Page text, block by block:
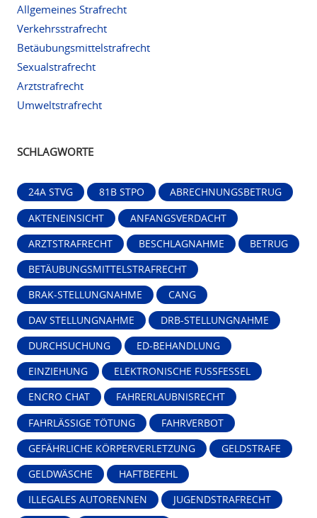
Allgemeines Strafrecht
Verkehrsstrafrecht
Betäubungsmittelstrafrecht
Sexualstrafrecht
Arztstrafrecht
Umweltstrafrecht
SCHLAGWORTE
24A STVG 81B STPO ABRECHNUNGSBETRUG
AKTENEINSICHT ANFANGSVERDACHT
ARZTSTRAFRECHT BESCHLAGNAHME BETRUG
BETÄUBUNGSMITTELSTRAFRECHT
BRAK-STELLUNGNAHME CANG
DAV STELLUNGNAHME DRB-STELLUNGNAHME
DURCHSUCHUNG ED-BEHANDLUNG
EINZIEHUNG ELEKTRONISCHE FUSSFESSEL
ENCRO CHAT FAHRERLAUBNISRECHT
FAHRLÄSSIGE TÖTUNG FAHRVERBOT
GEFÄHRLICHE KÖRPERVERLETZUNG GELDSTRAFE
GELDWÄSCHE HAFTBEFEHL
ILLEGALES AUTORENNEN JUGENDSTRAFRECHT